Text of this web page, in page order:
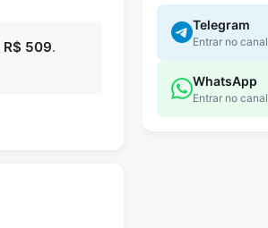
R$ 509.
Telegram
Entrar no canal
WhatsApp
Entrar no canal